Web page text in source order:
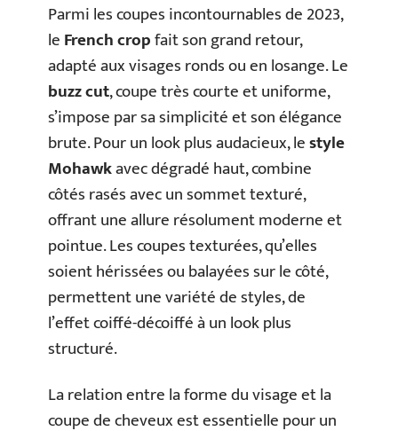
Parmi les coupes incontournables de 2023,
leFrench cropfait son grand retour,
adapté aux visages ronds ou en losange. Le
buzz cut, coupe très courte et uniforme,
s’impose par sa simplicité et son élégance
brute. Pour un look plus audacieux, lestyle
Mohawkavec dégradé haut, combine
côtés rasés avec un sommet texturé,
offrant une allure résolument moderne et
pointue. Les coupes texturées, qu’elles
soient hérissées ou balayées sur le côté,
permettent une variété de styles, de
l’effet coiffé-décoiffé à un look plus
structuré.
La relation entre la forme du visage et la
coupe de cheveux est essentielle pour un